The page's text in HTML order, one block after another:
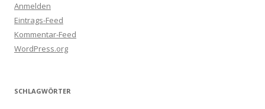
Anmelden
Eintrags-Feed
Kommentar-Feed
WordPress.org
SCHLAGWÖRTER